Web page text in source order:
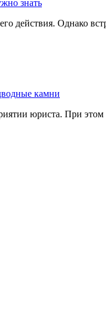
действия. Однако
юриста. При